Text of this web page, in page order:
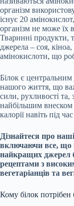
організм
існує 20
організм не може їх
Тваринні продукти,
джерела – соя, кіноа,
амінокислоти, що
Білок є
нашого життя, що
сили, рухливості
найбільшим
калорії навіть під
Дізнайтеся про
включаючи все, що
найкращих джерел
рецептами з
вегетаріанців та
Кому білок потрібен